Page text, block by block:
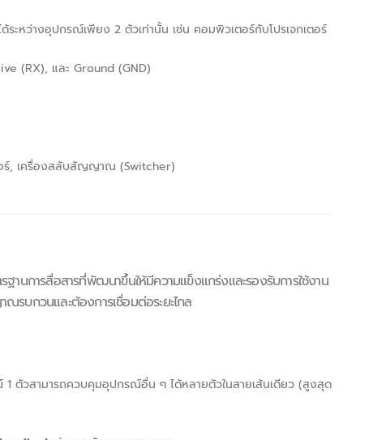
ด้ระหว่างอุปกรณ์เพียง 2 ตัวเท่านั้น เช่น คอมพิวเตอร์กับโปรเจกเตอร์
(RX), และ Ground (GND)
อร์, เครื่องสลับสัญญาณ (Switcher)
ฐานการสื่อสารที่พัฒนาขึ้นให้มีความแข็งแกร่งและรองรับการใช้งาน
รบกวนและต้องการเชื่อมต่อระยะไกล
ตัวสามารถควบคุมอุปกรณ์อื่น ๆ ได้หลายตัวในสายเส้นเดียว (สูงสุด